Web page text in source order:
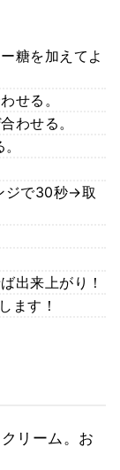
糖を加えてよ
せる。
わせる。
ジで30秒→取
出来上がり！
ます！
リーム。お